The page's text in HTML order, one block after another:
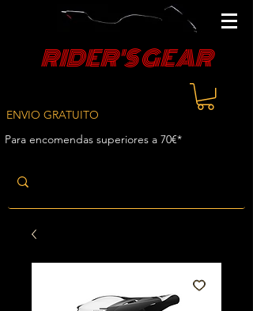
RIDER'S GEAR
ENVIO GRATUITO
Para encomendas superiores a 70€*